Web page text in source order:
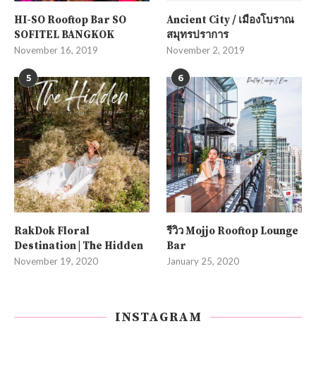
HI-SO Rooftop Bar SO
SOFITEL BANGKOK
November 16, 2019
Ancient City / เมืองโบราณ
สมุทรปราการ
November 2, 2019
5
RakDok Floral
Destination | The Hidden
November 19, 2020
6
รีวิว Mojjo Rooftop Lounge
Bar
January 25, 2020
INSTAGRAM